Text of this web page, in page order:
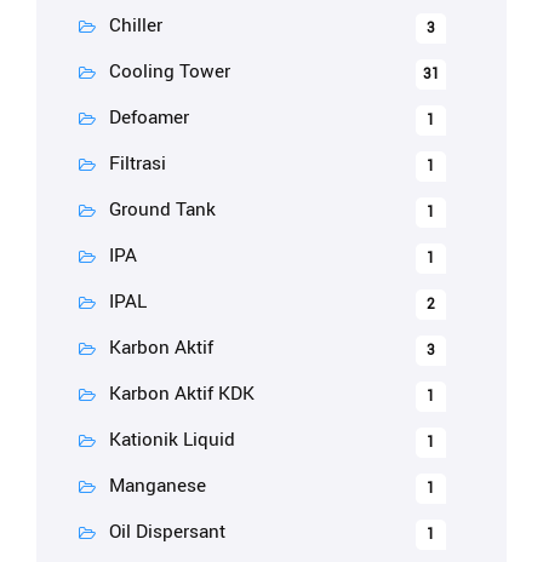
Chiller 3
Cooling Tower 31
Defoamer 1
Filtrasi 1
Ground Tank 1
IPA 1
IPAL 2
Karbon Aktif 3
Karbon Aktif KDK 1
Kationik Liquid 1
Manganese 1
Oil Dispersant 1